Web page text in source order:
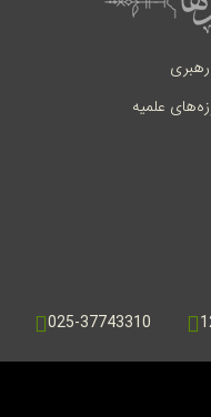
علمیه
025-37743310